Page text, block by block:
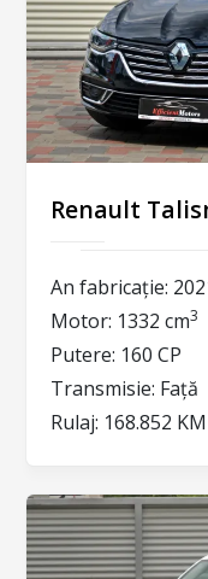
Renault
An fabricație:
Motor: 1332 cm3
Putere: 160 CP
Transmisie: Față
Rulaj: 168.852 KM